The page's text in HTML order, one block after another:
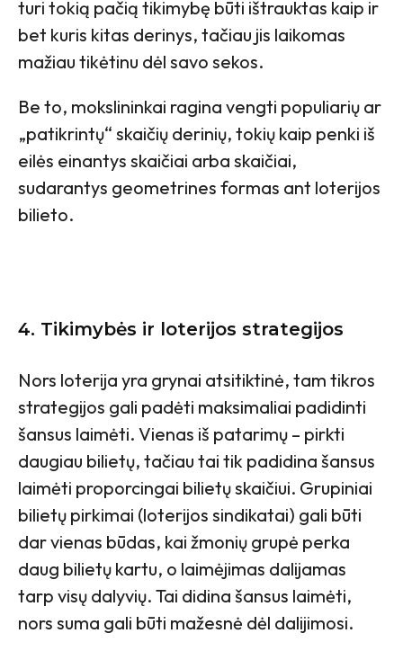
turi tokią pačią tikimybę būti ištrauktas kaip ir
bet kuris kitas derinys, tačiau jis laikomas
mažiau tikėtinu dėl savo sekos.
Be to, mokslininkai ragina vengti populiarių ar
„patikrintų“ skaičių derinių, tokių kaip penki iš
eilės einantys skaičiai arba skaičiai,
sudarantys geometrines formas ant loterijos
bilieto.
4. Tikimybės ir loterijos strategijos
Nors loterija yra grynai atsitiktinė, tam tikros
strategijos gali padėti maksimaliai padidinti
šansus laimėti. Vienas iš patarimų – pirkti
daugiau bilietų, tačiau tai tik padidina šansus
laimėti proporcingai bilietų skaičiui. Grupiniai
bilietų pirkimai (loterijos sindikatai) gali būti
dar vienas būdas, kai žmonių grupė perka
daug bilietų kartu, o laimėjimas dalijamas
tarp visų dalyvių. Tai didina šansus laimėti,
nors suma gali būti mažesnė dėl dalijimosi.